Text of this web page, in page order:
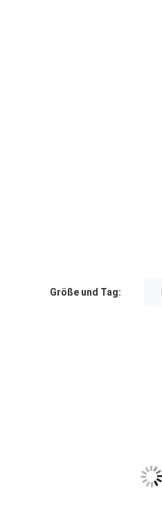
Größe und Tag: